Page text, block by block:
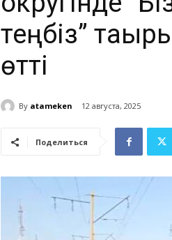
теңбіз”
өтті
By atameken 12 августа, 2025
Поделиться